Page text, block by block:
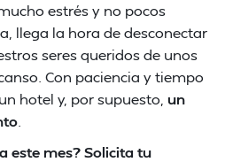
estrés y no pocos
llega la hora de desconectar
seres queridos de unos
Con paciencia y tiempo
hotel y, por supuesto, un
este mes? Solicita tu